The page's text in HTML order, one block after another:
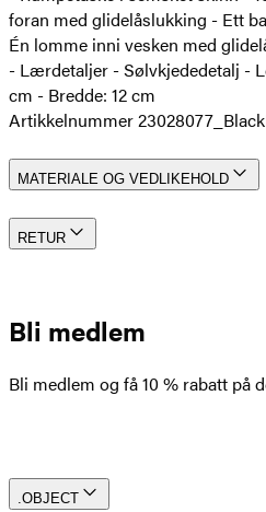
foran med glidelåslukking - Ett
Én lomme inni vesken med
- Lærdetaljer - Sølvkjededetalj -
cm - Bredde: 12 cm
Artikkelnummer 23028077_Black
MATERIALE OG VEDLIKEHOLD
RETUR
Bli medlem
Bli medlem og få 10 % rabatt på
.OBJECT